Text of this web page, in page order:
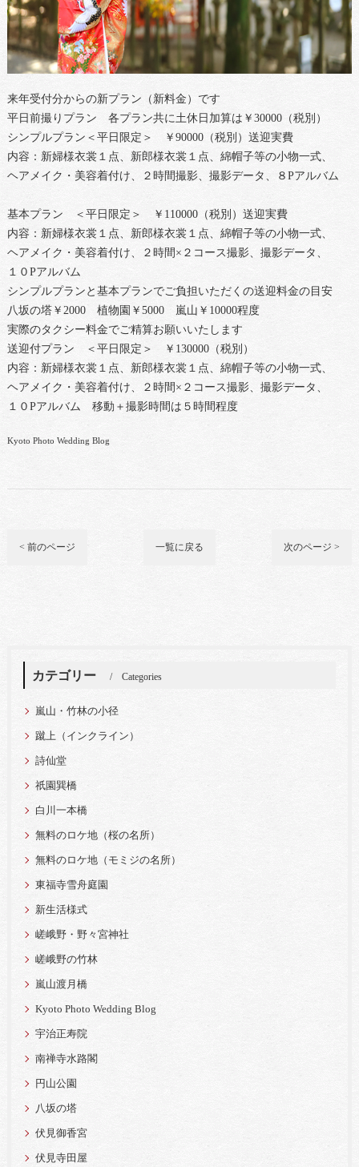
来年受付分からの新プラン（新料金）です
平日前撮りプラン 各プラン共に土休日加算は￥30000（税別）
シンプルプラン＜平日限定＞ ￥90000（税別）送迎実費
内容：新婦様衣裳１点、新郎様衣裳１点、綿帽子等の小物一式、
ヘアメイク・美容着付け、２時間撮影、撮影データ、８Pアルバム
基本プラン ＜平日限定＞ ￥110000（税別）送迎実費
内容：新婦様衣裳１点、新郎様衣裳１点、綿帽子等の小物一式、
ヘアメイク・美容着付け、２時間×２コース撮影、撮影データ、
１０Pアルバム
シンプルプランと基本プランでご負担いただくの送迎料金の目安
八坂の塔￥2000 植物園￥5000 嵐山￥10000程度
実際のタクシー料金でご精算お願いいたします
送迎付プラン ＜平日限定＞ ￥130000（税別）
内容：新婦様衣裳１点、新郎様衣裳１点、綿帽子等の小物一式、
ヘアメイク・美容着付け、２時間×２コース撮影、撮影データ、
１０Pアルバム 移動＋撮影時間は５時間程度
Kyoto Photo Wedding Blog
< 前のページ 一覧に戻る 次のページ >
カテゴリー Categories
嵐山・竹林の小径
蹴上（インクライン）
詩仙堂
祇園巽橋
白川一本橋
無料のロケ地（桜の名所）
無料のロケ地（モミジの名所）
東福寺雪舟庭園
新生活様式
嵯峨野・野々宮神社
嵯峨野の竹林
嵐山渡月橋
Kyoto Photo Wedding Blog
宇治正寿院
南禅寺水路閣
円山公園
八坂の塔
伏見御香宮
伏見寺田屋